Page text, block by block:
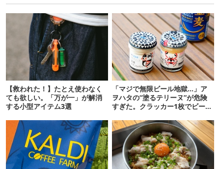
【救われた！】たとえ使わなく
ても欲しい。「万が一」が解消
する小型アイテム3選
「マジで無限ビール地獄…」ア
ヲハタの“塗るテリーヌ”が危険
すぎた。クラッカー1枚でビール